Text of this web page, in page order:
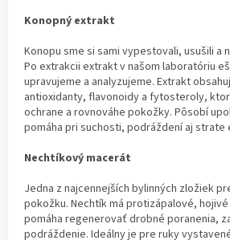
Konopný extrakt
Konopu sme si sami vypestovali, usušili a
Po extrakcii extrakt v našom laboratóriu
upravujeme a analyzujeme. Extrakt
antioxidanty, flavonoidy a fytosteroly,
ochrane a rovnováhe pokožky. Pôsobí
pomáha pri suchosti, podráždení aj strate
Nechtíkový macerát
Jedna z najcennejších bylinných zložiek
pokožku. Nechtík má protizápalové,
pomáha regenerovať drobné poranenia,
podráždenie. Ideálny je pre ruky